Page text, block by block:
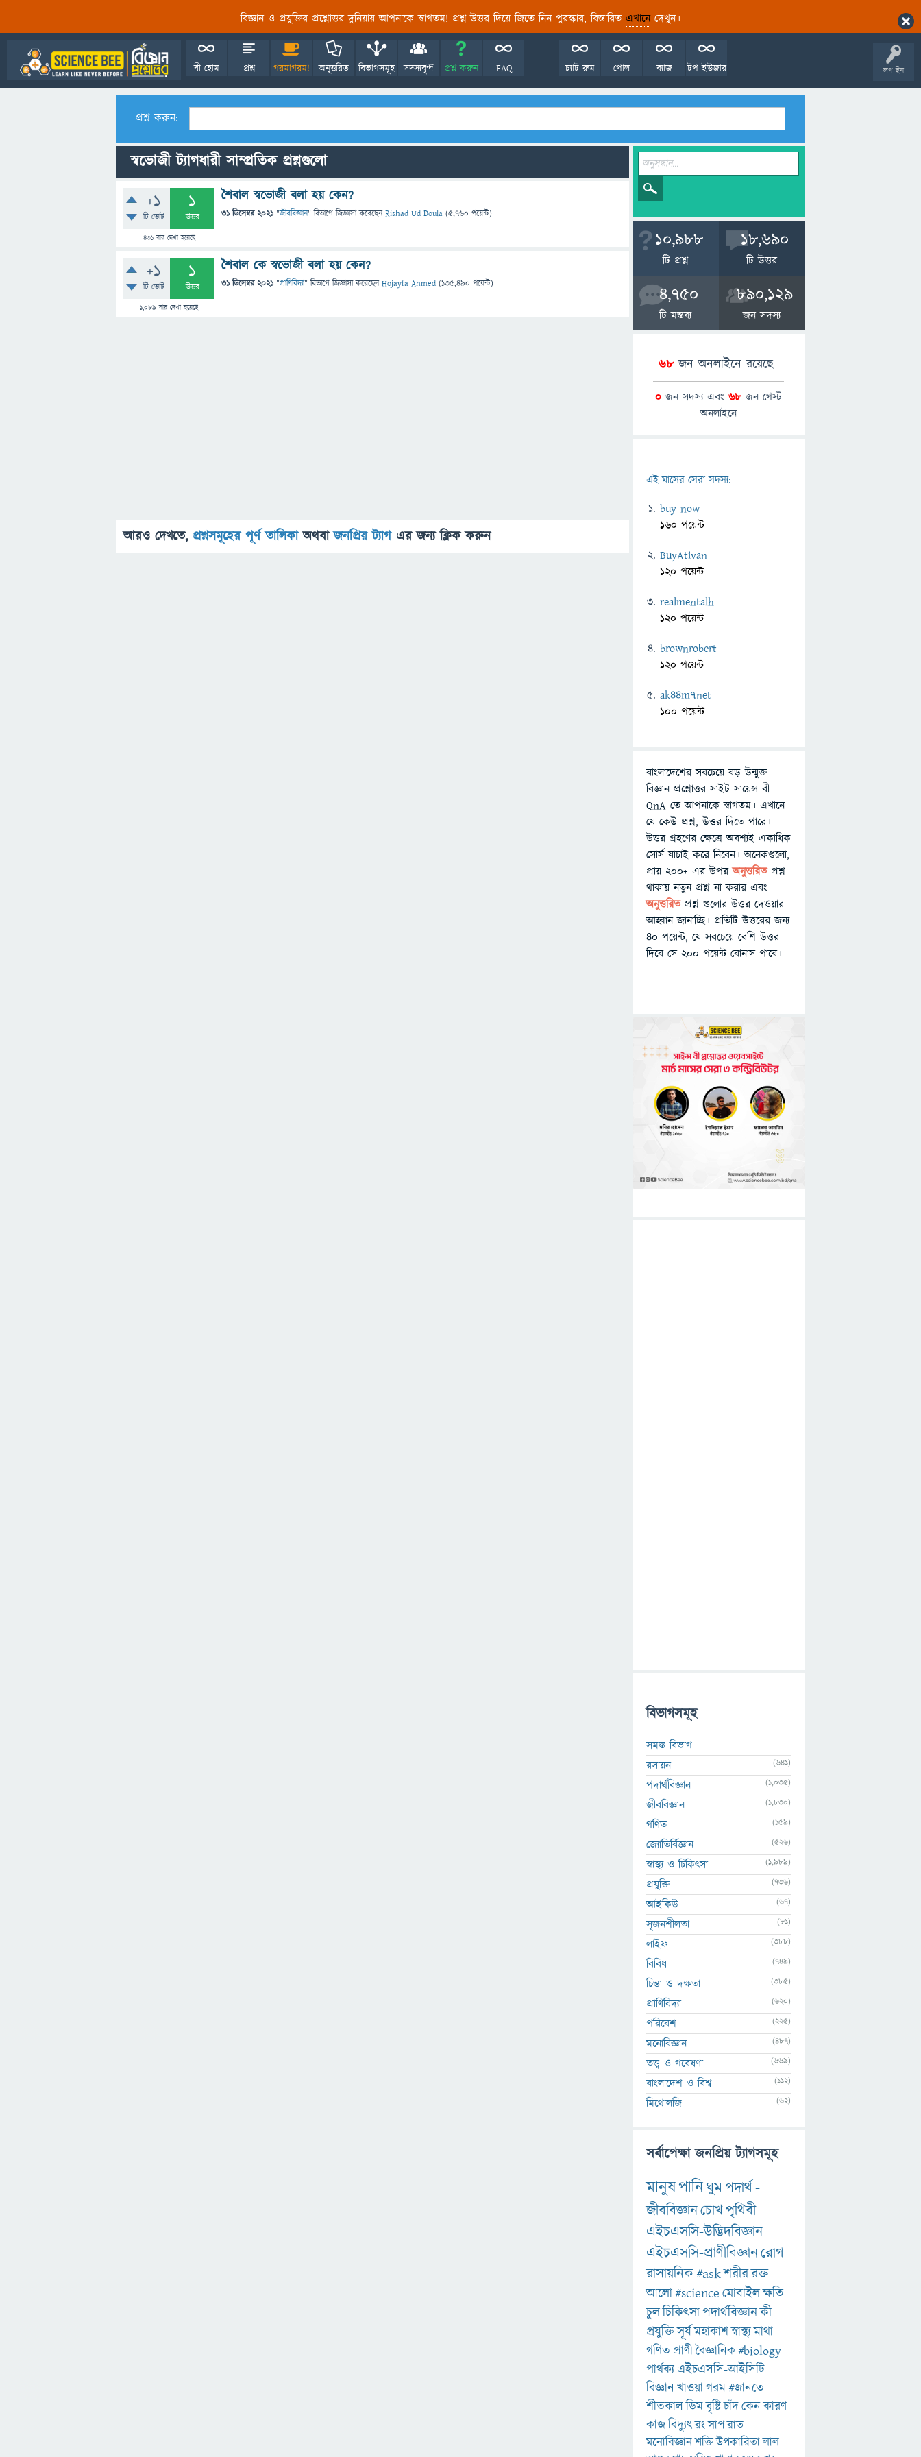
বিজ্ঞান ও প্রযুক্তির প্রশ্নোত্তর দুনিয়ায় আপনাকে স্বাগতম! প্রশ্ন-উত্তর দিয়ে জিতে নিন পুরস্কার, বিস্তারিত এখানেদেখুন।
লগ ইন
বী হোম প্রশ্ন গরমাগরম! অনুত্তরিত বিভাগসমূহ সদস্যবৃন্দ প্রশ্ন করুন FAQ টপ ইউজার
ব্যাজ
পোল
চ্যাট রুম
প্রশ্ন করুন:
স্বভোজী ট্যাগধারী সাম্প্রতিক প্রশ্নগুলো
+1
টি ভোট
1
উত্তর
431বার দেখা হয়েছে
শৈবাল স্বভোজী বলা হয় কেন?
31 ডিসেম্বর 2021 "জীববিজ্ঞান" বিভাগে জিজ্ঞাসাকরেছেনRishad Ud Doula (5,760 পয়েন্ট)
+1
টি ভোট
1
উত্তর
1,089 বার দেখা হয়েছে
শৈবাল কে স্বভোজী বলা হয় কেন?
31 ডিসেম্বর 2021 "প্রাণিবিদ্যা" বিভাগে জিজ্ঞাসাকরেছেনHojayfa Ahmed (135,490 পয়েন্ট)
আরও দেখতে, প্রশ্নসমূহের পূর্ণ তালিকাঅথবাজনপ্রিয় ট্যাগ এর জন্য ক্লিক করুন
10,988
টি প্রশ্ন
18,690
টি উত্তর
4,750
টি মন্তব্য
890,129
জন সদস্য
68জন অনলাইনে রয়েছে
0 জন সদস্য এবং 68 জন গেস্ট
অনলাইনে
এই মাসের সেরা সদস্য:
buy now
160 পয়েন্ট
BuyAtivan
120 পয়েন্ট
realmentalh
120 পয়েন্ট
brownrobert
120 পয়েন্ট
ak44m7net
100 পয়েন্ট
বাংলাদেশের সবচেয়ে বড় উন্মুক্ত
বিজ্ঞান প্রশ্নোত্তর সাইট সায়েন্স বী
QnA তে আপনাকে স্বাগতম। এখানে
যে কেউ প্রশ্ন, উত্তর দিতে পারে।
উত্তর গ্রহণের ক্ষেত্রে অবশ্যই একাধিক
সোর্স যাচাই করে নিবেন। অনেকগুলো,
প্রায় ২০০+ এর উপরঅনুত্তরিতপ্রশ্ন
থাকায় নতুন প্রশ্ন না করার এবং
অনুত্তরিত প্রশ্ন গুলোর উত্তর দেওয়ার
আহ্বান জানাচ্ছি। প্রতিটি উত্তরের জন্য
৪০ পয়েন্ট, যে সবচেয়ে বেশি উত্তর
দিবে সে ২০০ পয়েন্ট বোনাস পাবে।
বিভাগসমূহ
সমস্ত বিভাগ
রসায়ন
(641)
পদার্থবিজ্ঞান (1,035)
জীববিজ্ঞান (1,830)
গণিত (159)
জ্যোতির্বিজ্ঞান (526)
স্বাস্থ্য ও চিকিৎসা (1,989)
প্রযুক্তি (736)
আইকিউ (67)
সৃজনশীলতা (81)
লাইফ (388)
বিবিধ (749)
চিন্তা ও দক্ষতা (385)
প্রাণিবিদ্যা (620)
পরিবেশ (225)
মনোবিজ্ঞান (487)
তত্ত্ব ও গবেষণা (669)
বাংলাদেশ ও বিশ্ব (112)
মিথোলজি (62)
সর্বাপেক্ষা জনপ্রিয় ট্যাগসমূহ
মানুষপানিঘুমপদার্থ-
জীববিজ্ঞানচোখপৃথিবী
এইচএসসি-উদ্ভিদবিজ্ঞান
এইচএসসি-প্রাণীবিজ্ঞানরোগ
রাসায়নিক#askশরীররক্ত
আলো#scienceমোবাইলক্ষতি
চুলচিকিৎসাপদার্থবিজ্ঞানকী
প্রযুক্তিসূর্যমহাকাশস্বাস্থ্যমাথা
গণিত প্রাণীবৈজ্ঞানিক#biology
পার্থক্য এইচএসসি-আইসিটি
বিজ্ঞানখাওয়াগরম#জানতে
শীতকালডিমবৃষ্টিচাঁদকেনকারণ
কাজবিদ্যুৎরংসাপরাত
মনোবিজ্ঞানশক্তিউপকারিতালাল